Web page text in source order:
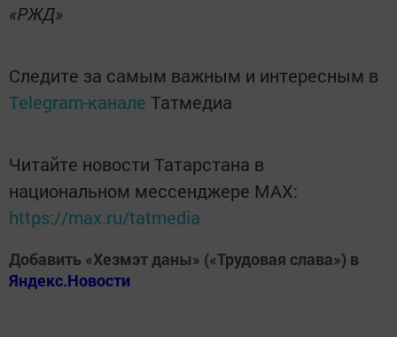
«РЖД»
Следите за самым важным и интересным в
Telegram-канале Татмедиа
Читайте новости Татарстана в
национальном мессенджере MАХ:
https://max.ru/tatmedia
Добавить «Хезмэт даны» («Трудовая слава») в
Яндекс.Новости